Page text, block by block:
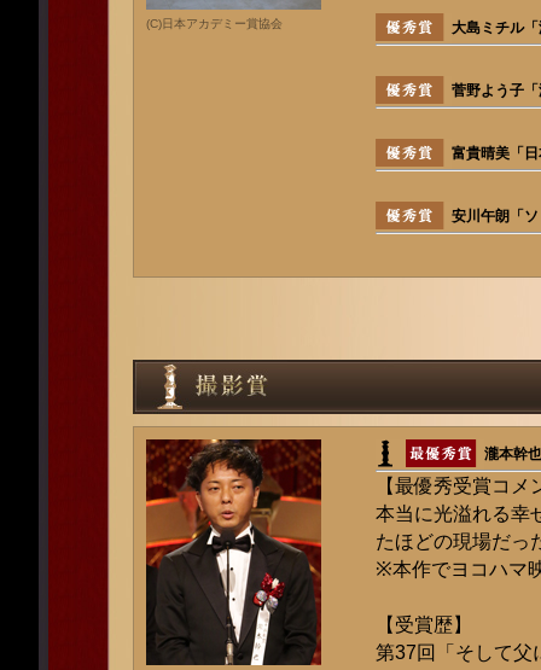
(C)日本アカデミー賞協会 大島ミチル
菅野よう子
富貴晴美「
安川午朗「
瀧本幹
【最優秀受賞コメ
本当に光溢れる幸
たほどの現場だっ
※本作でヨコハマ
【受賞歴】
第37回「そして父